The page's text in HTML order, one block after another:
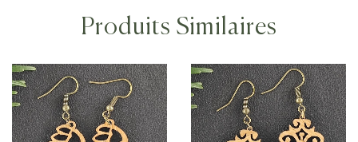
Produits Similaires